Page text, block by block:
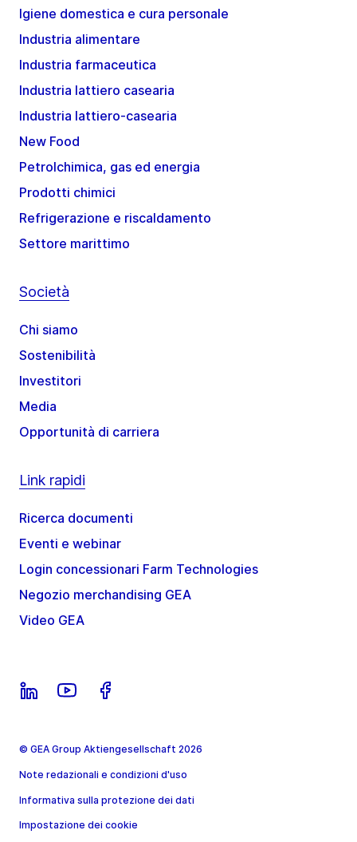
Igiene domestica e cura personale
Industria alimentare
Industria farmaceutica
Industria lattiero casearia
Industria lattiero-casearia
New Food
Petrolchimica, gas ed energia
Prodotti chimici
Refrigerazione e riscaldamento
Settore marittimo
Società
Chi siamo
Sostenibilità
Investitori
Media
Opportunità di carriera
Link rapidi
Ricerca documenti
Eventi e webinar
Login concessionari Farm Technologies
Negozio merchandising GEA
Video GEA
© GEA Group Aktiengesellschaft 2026
Note redazionali e condizioni d'uso
Informativa sulla protezione dei dati
Impostazione dei cookie